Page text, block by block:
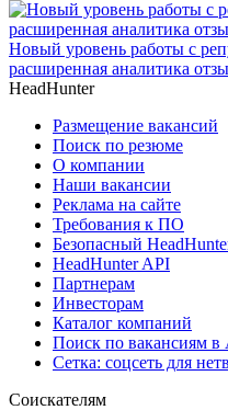
Новый уровень работы с
расширенная аналитика
HeadHunter
Размещение вакансий
Поиск по резюме
О компании
Наши вакансии
Реклама на сайте
Требования к ПО
Безопасный
HeadHunter API
Партнерам
Инвесторам
Каталог компаний
Поиск по вакансиям в
Сетка: соцсеть для
Соискателям